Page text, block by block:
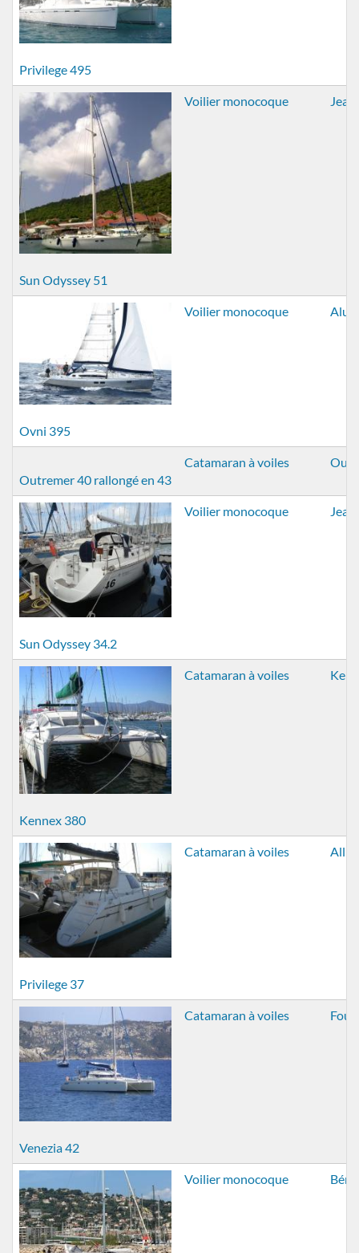
Privilege 495
Sun Odyssey 51
Voilier monocoque
Ovni 395
Voilier monocoque
Outremer 40 rallongé en 43
Catamaran à voiles
Sun Odyssey 34.2
Voilier monocoque
Kennex 380
Catamaran à voiles
Privilege 37
Catamaran à voiles
Venezia 42
Catamaran à voiles
Voilier monocoque